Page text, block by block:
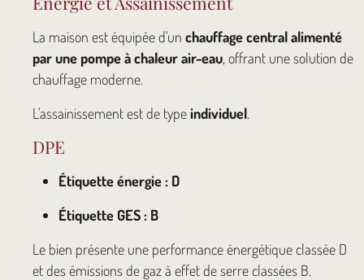
La maison est équipée d'un chauffage central alimenté
par une pompe à chaleur air-eau, offrant une solution de
chauffage moderne.
L'assainissement est de typeindividuel.
DPE
Étiquette énergie : D
Étiquette GES : B
Le bien présente une performance énergétique classée D
et des émissions de gaz à effet de serre classées B.